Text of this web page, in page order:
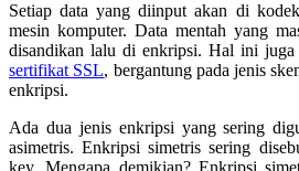
Setiap data yang diinput akan di
mesin komputer. Data mentah yang
disandikan lalu di enkripsi. Hal ini juga
sertifikat SSL, bergantung pada jenis
enkripsi.
Ada dua jenis enkripsi yang sering
asimetris. Enkripsi simetris sering